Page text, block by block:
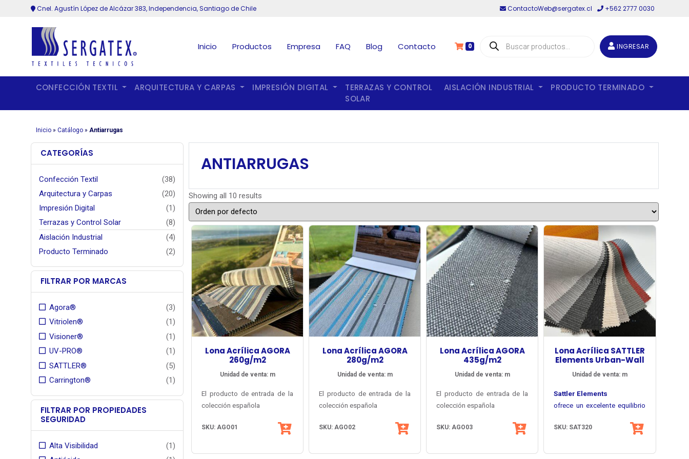
Cnel. Agustín López de Alcázar 383, Independencia, Santiago de Chile ContactoWeb@sergatex.cl +562 2777 0030
Inicio Productos Empresa FAQ Blog Contacto 0
Búsqueda
de INGRESAR
CONFECCIÓN TEXTIL ARQUITECTURA Y CARPAS IMPRESIÓN DIGITAL
TERRAZAS Y CONTROL
SOLAR
AISLACIÓN INDUSTRIAL PRODUCTO TERMINADO
Inicio» Catálogo» Antiarrugas
CATEGORÍAS
Confección Textil
(38)
Arquitectura y Carpas
(20)
Impresión Digital
(1)
Terrazas y Control Solar
(8)
Aislación Industrial
(4)
Producto Terminado
(2)
FILTRAR POR MARCAS
Agora®
(3)
Vitriolen®
(1)
Visioner®
(1)
UV-PRO®
(1)
SATTLER®
(5)
Carrington®
(1)
FILTRAR POR PROPIEDADES
SEGURIDAD
Alta Visibilidad
(1)
ANTIARRUGAS
Showing all 10 results
Lona Acrílica AGORA
260g/m2
Unidad de venta: m
El producto de entrada de la
colección española
con gran diversidad de
listados y múltiples
Su estructura basada en
SKU: AGO01
Lona Acrílica AGORA
280g/m2
Unidad de venta: m
El producto de entrada de la
colección española
con gran diversidad de
listados y múltiples
Su estructura basada en
SKU: AGO02
Lona Acrílica AGORA
435g/m2
Unidad de venta: m
El producto de entrada de la
colección española
con gran diversidad de
listados y múltiples
Su estructura basada en
SKU: AGO03
Lona Acrílica SATTLER
Elements Urban-Wall
Unidad de venta: m
Sattler Elements
ofrece un excelente equilibrio
visual y facilidad de
acrílicas para toldos y
La línea Urban-Wall se inspira
superficies constructivas
Ancho útil 120 cm
SKU: SAT320